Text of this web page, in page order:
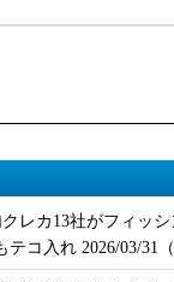
クレカ13社がフィッ
テコ入れ 2026/03/31（